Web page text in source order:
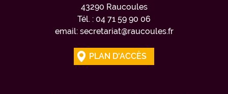
43290 Raucoules
Tél. : 04 71 59 90 06
email: secretariat@raucoules.fr
PLAN D'ACCÈS